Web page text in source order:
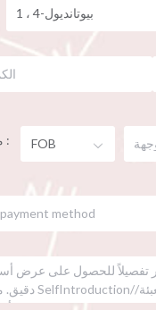
مصطلح الشحن : FOB
payment method